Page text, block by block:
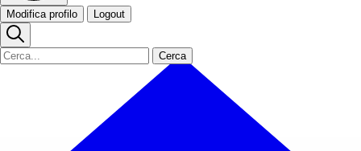
Modifica profilo Logout
Cerca